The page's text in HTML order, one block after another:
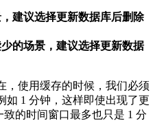
建议选择更新数据库后删除
的场景，建议选择更新数据
，使用缓存的时候，我们必须
如 1 分钟，这样即使出现了更
致的时间窗口最多也只是 1 分